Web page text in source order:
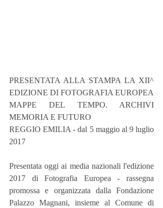
PRESENTATA ALLA STAMPA LA XII^
EDIZIONE DI FOTOGRAFIA EUROPEA
MAPPE DEL TEMPO. ARCHIVI
MEMORIA E FUTURO
REGGIO EMILIA - dal 5 maggio al 9 luglio
2017
Presentata oggi ai media nazionali l'edizione
2017 di Fotografia Europea - rassegna
promossa e organizzata dalla Fondazione
Palazzo Magnani, insieme al Comune di